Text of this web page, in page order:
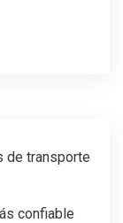
de transporte
confiable